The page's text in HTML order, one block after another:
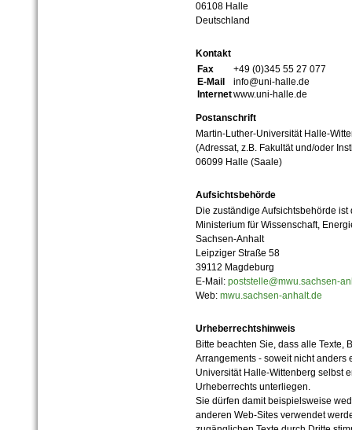
06108 Halle
Deutschland
Kontakt
Fax
+49 (0)345 55 27 077
E-Mail
info@uni-halle.de
Internetwww.uni-halle.de
Postanschrift
Martin-Luther-Universität Halle-
(Adressat, z.B. Fakultät und/oder
06099 Halle (Saale)
Aufsichtsbehörde
Die zuständige Aufsichtsbehörde ist
Ministerium für Wissenschaft,
Sachsen-Anhalt
Leipziger Straße 58
39112 Magdeburg
E-Mail: poststelle@mwu.sachsen-
Web: mwu.sachsen-anhalt.de
Urheberrechtshinweis
Bitte beachten Sie, dass alle Texte,
Arrangements - soweit nicht anders
Universität Halle-Wittenberg selbst
Urheberrechts unterliegen.
Sie dürfen damit beispielsweise
anderen Web-Sites verwendet